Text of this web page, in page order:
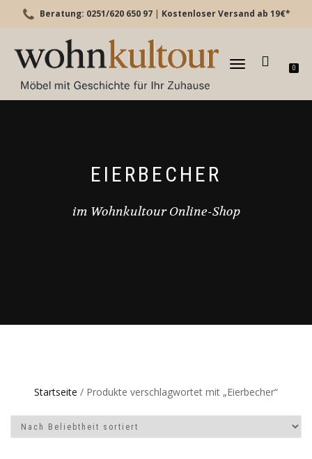
Beratung: 0251/620 650 97 | Kostenloser Versand ab 19€*
TOGGLE
0
EIERBECHER
im Wohnkultour Online-Shop
Startseite / Produkte verschlagwortet mit „Eierbecher“